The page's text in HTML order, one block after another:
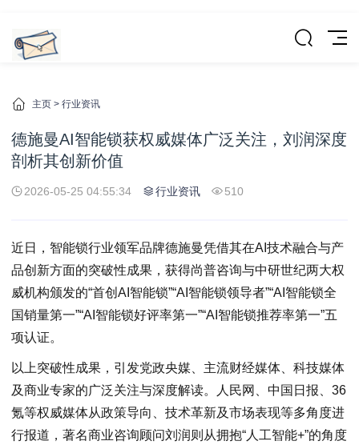
主页 > 行业资讯
德施曼AI智能锁获权威媒体广泛关注，刘润深度
剖析其创新价值
2026-05-25 04:55:34 行业资讯 510
近日，智能锁行业领军品牌德施曼凭借其在AI技术融合与产
品创新方面的突破性成果，获得尚普咨询与中研世纪两大权
威机构颁发的“首创AI智能锁”“AI智能锁领导者”“AI智能锁全
国销量第一”“AI智能锁好评率第一”“AI智能锁推荐率第一”五
项认证。
以上突破性成果，引发党政央媒、主流财经媒体、科技媒体
及商业专家的广泛关注与深度解读。人民网、中国日报、36
氪等权威媒体从政策导向、技术革新及市场表现等多角度进
行报道，著名商业咨询顾问刘润则从拥抱“人工智能+”的角度